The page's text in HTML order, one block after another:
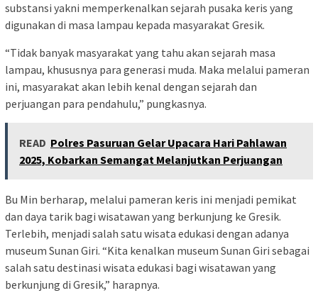
substansi yakni memperkenalkan sejarah pusaka keris yang
digunakan di masa lampau kepada masyarakat Gresik.
“Tidak banyak masyarakat yang tahu akan sejarah masa
lampau, khususnya para generasi muda. Maka melalui pameran
ini, masyarakat akan lebih kenal dengan sejarah dan
perjuangan para pendahulu,” pungkasnya.
READ Polres Pasuruan Gelar Upacara Hari Pahlawan
2025, Kobarkan Semangat Melanjutkan Perjuangan
Bu Min berharap, melalui pameran keris ini menjadi pemikat
dan daya tarik bagi wisatawan yang berkunjung ke Gresik.
Terlebih, menjadi salah satu wisata edukasi dengan adanya
museum Sunan Giri. “Kita kenalkan museum Sunan Giri sebagai
salah satu destinasi wisata edukasi bagi wisatawan yang
berkunjung di Gresik,” harapnya.